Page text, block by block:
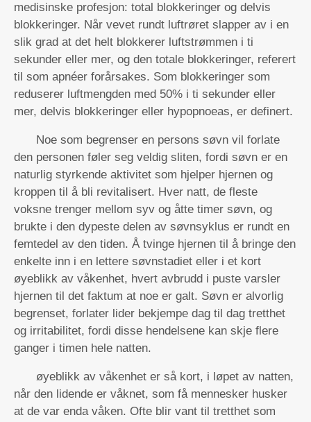
medisinske profesjon: total blokkeringer og delvis
blokkeringer. Når vevet rundt luftrøret slapper av i en
slik grad at det helt blokkerer luftstrømmen i ti
sekunder eller mer, og den totale blokkeringer, referert
til som apnéer forårsakes. Som blokkeringer som
reduserer luftmengden med 50% i ti sekunder eller
mer, delvis blokkeringer eller hypopnoeas, er definert.
Noe som begrenser en persons søvn vil forlate
den personen føler seg veldig sliten, fordi søvn er en
naturlig styrkende aktivitet som hjelper hjernen og
kroppen til å bli revitalisert. Hver natt, de fleste
voksne trenger mellom syv og åtte timer søvn, og
brukte i den dypeste delen av søvnsyklus er rundt en
femtedel av den tiden. Å tvinge hjernen til å bringe den
enkelte inn i en lettere søvnstadiet eller i et kort
øyeblikk av våkenhet, hvert avbrudd i puste varsler
hjernen til det faktum at noe er galt. Søvn er alvorlig
begrenset, forlater lider bekjempe dag til dag tretthet
og irritabilitet, fordi disse hendelsene kan skje flere
ganger i timen hele natten.
øyeblikk av våkenhet er så kort, i løpet av natten,
når den lidende er våknet, som få mennesker husker
at de var enda våken. Ofte blir vant til tretthet som